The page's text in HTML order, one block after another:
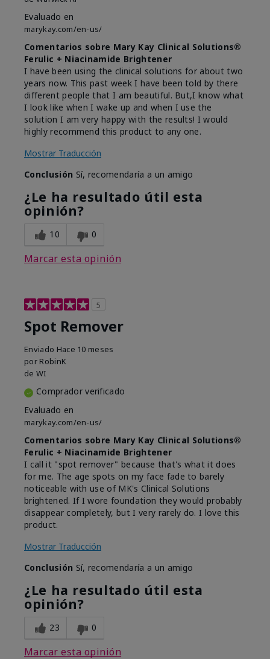
Evaluado en
marykay.com/en-us/
Comentarios sobre Mary Kay Clinical Solutions®
Ferulic + Niacinamide Brightener
I have been using the clinical solutions for about two
years now. This past week I have been told by there
different people that I am beautiful. But,I know what
I look like when I wake up and when I use the
solution I am very happy with the results! I would
highly recommend this product to any one.
Mostrar Traducción
Conclusión Sí, recomendaría a un amigo
¿Le ha resultado útil esta
opinión?
10 0
Marcar esta opinión
5
Spot Remover
Enviado Hace 10 meses
por RobinK
de WI
Comprador verificado
Evaluado en
marykay.com/en-us/
Comentarios sobre Mary Kay Clinical Solutions®
Ferulic + Niacinamide Brightener
I call it "spot remover" because that's what it does
for me. The age spots on my face fade to barely
noticeable with use of MK's Clinical Solutions
brightened. If I wore foundation they would probably
disappear completely, but I very rarely do. I love this
product.
Mostrar Traducción
Conclusión Sí, recomendaría a un amigo
¿Le ha resultado útil esta
opinión?
23 0
Marcar esta opinión